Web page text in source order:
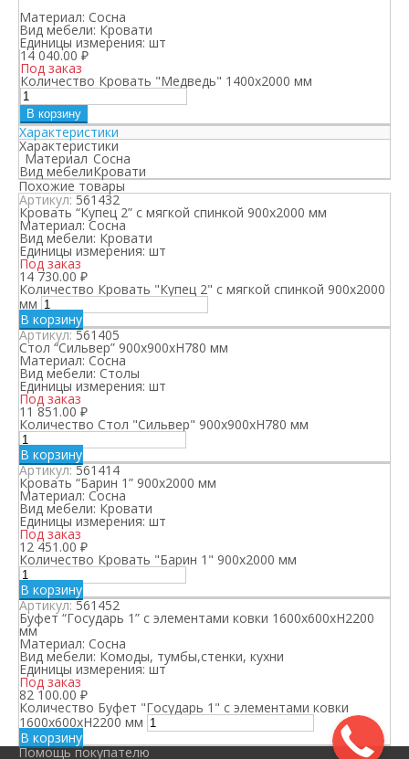
Материал: Сосна
Вид мебели: Кровати
Единицы измерения: шт
14 040.00 ₽
Под заказ
Количество Кровать "Медведь" 1400х2000 мм
В корзину
Характеристики
Характеристики
Материал Сосна
Вид мебелиКровати
Похожие товары
Артикул:561432
Кровать “Купец 2” с мягкой спинкой 900х2000 мм
Материал: Сосна
Вид мебели: Кровати
Единицы измерения: шт
Под заказ
14 730.00 ₽
Количество Кровать "Купец 2" с мягкой спинкой 900х2000
мм
В корзину
Артикул:561405
Стол “Сильвер” 900х900хН780 мм
Материал: Сосна
Вид мебели: Столы
Единицы измерения: шт
Под заказ
11 851.00 ₽
Количество Стол "Сильвер" 900х900хН780 мм
В корзину
Артикул:561414
Кровать “Барин 1” 900х2000 мм
Материал: Сосна
Вид мебели: Кровати
Единицы измерения: шт
Под заказ
12 451.00 ₽
Количество Кровать "Барин 1" 900х2000 мм
В корзину
Артикул:561452
Буфет “Государь 1” с элементами ковки 1600х600хН2200
мм
Материал: Сосна
Вид мебели: Комоды, тумбы,стенки, кухни
Единицы измерения: шт
Под заказ
82 100.00 ₽
Количество Буфет "Государь 1" с элементами ковки
1600х600хН2200 мм
В корзину
Помощь покупателю